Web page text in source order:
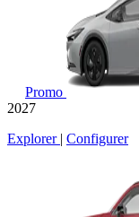
Promo
2027
Explorer | Configurer